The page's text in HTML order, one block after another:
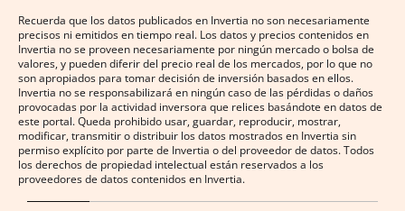
Recuerda que los datos publicados en Invertia no son necesariamente
precisos ni emitidos en tiempo real. Los datos y precios contenidos en
Invertia no se proveen necesariamente por ningún mercado o bolsa de
valores, y pueden diferir del precio real de los mercados, por lo que no
son apropiados para tomar decisión de inversión basados en ellos.
Invertia no se responsabilizará en ningún caso de las pérdidas o daños
provocadas por la actividad inversora que relices basándote en datos de
este portal. Queda prohibido usar, guardar, reproducir, mostrar,
modificar, transmitir o distribuir los datos mostrados en Invertia sin
permiso explícito por parte de Invertia o del proveedor de datos. Todos
los derechos de propiedad intelectual están reservados a los
proveedores de datos contenidos en Invertia.